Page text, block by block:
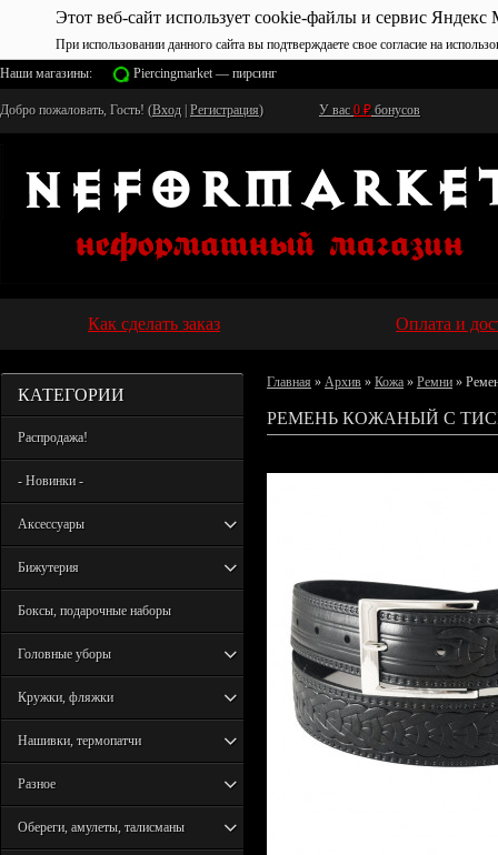
Этот веб-сайт использует cookie-файлы и сервис Яндекс
При использовании данного сайта вы подтверждаете свое согласие на
Наши магазины:
Piercingmarket — пирсинг
Добро пожаловать, Гость! (Вход Регистрация) У вас 0 ₽ бонусов
Как сделать заказ Оплата и
КАТЕГОРИИ
Распродажа!
- Новинки -
Аксессуары
Бижутерия
Боксы, подарочные наборы
Головные уборы
Кружки, фляжки
Нашивки, термопатчи
Разное
Обереги, амулеты, талисманы
Главная » Архив » Кожа » Ремни »
РЕМЕНЬ КОЖАНЫЙ С